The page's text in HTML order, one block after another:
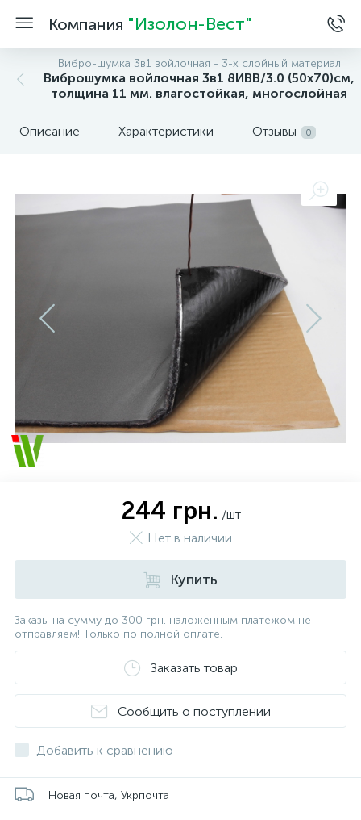
Компания "Изолон-Вест"
Вибро-шумка 3в1 войлочная - 3-х слойный материал
Виброшумка войлочная 3в1 8ИВВ/3.0 (50х70)см,
толщина 11 мм. влагостойкая, многослойная
Описание Характеристики Отзывы 0
244 грн. /шт
Нет в наличии
Купить
Заказы на сумму до 300 грн. наложенным платежом не
отправляем! Только по полной оплате.
Заказать товар
Сообщить о поступлении
Добавить к сравнению
Новая почта, Укрпочта